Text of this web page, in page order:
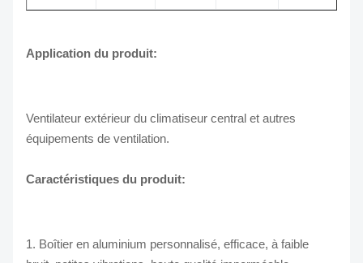
Application du produit:
Ventilateur extérieur du climatiseur central et autres
équipements de ventilation.
Caractéristiques du produit:
1. Boîtier en aluminium personnalisé, efficace, à faible